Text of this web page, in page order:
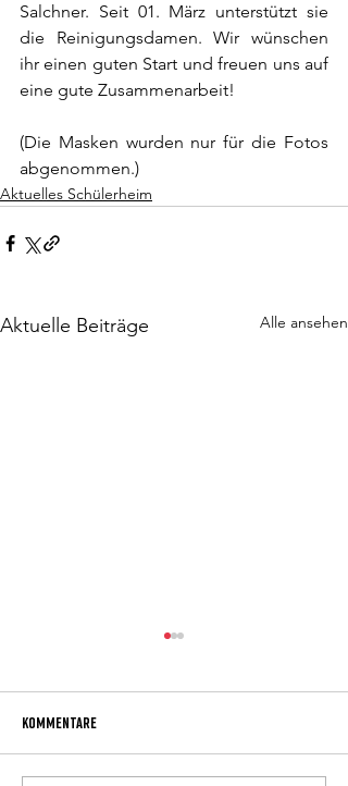
Salchner. Seit 01. März unterstützt sie
die Reinigungsdamen. Wir wünschen
ihr einen guten Start und freuen uns auf
eine gute Zusammenarbeit!
(Die Masken wurden nur für die Fotos
abgenommen.)
Aktuelles Schülerheim
Aktuelle Beiträge Alle ansehen
Kommentare